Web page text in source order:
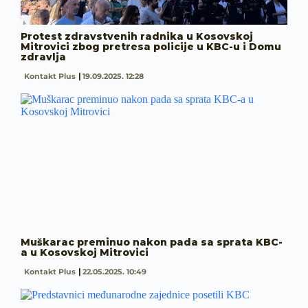
Protest zdravstvenih radnika u Kosovskoj
Mitrovici zbog pretresa policije u KBC-u i Domu
zdravlja
Kontakt Plus 19.09.2025. 12:28
Muškarac preminuo nakon pada sa sprata KBC-
a u Kosovskoj Mitrovici
Kontakt Plus 22.05.2025. 10:49